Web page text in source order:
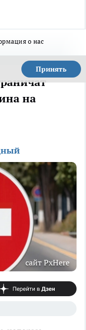
о нас
Принять
на
сайт PxHere